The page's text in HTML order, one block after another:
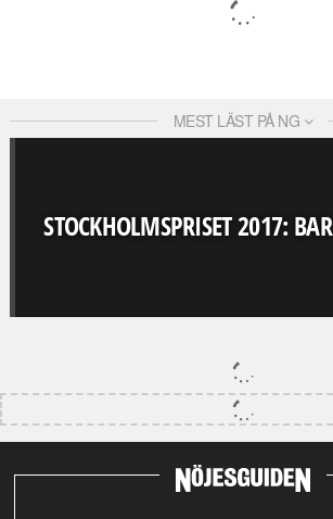
MEST LÄST PÅ NG
STOCKHOLMSPRISET 2017: BAR